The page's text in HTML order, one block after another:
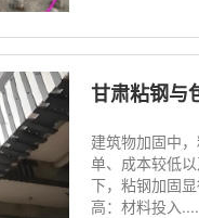
甘肃粘钢与
建筑物加固中
单、成本较低
下，粘钢加固
高：材料投入